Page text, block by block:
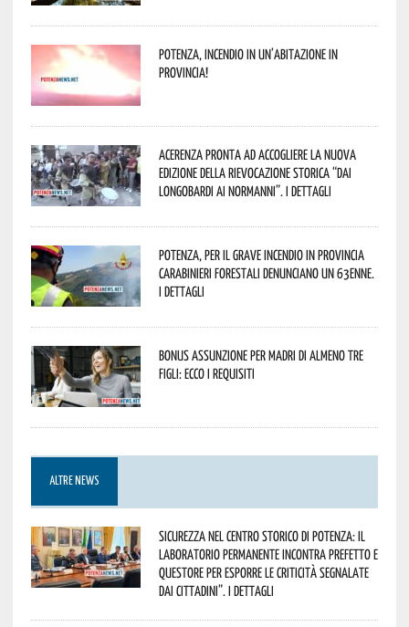
Potenza, incendio in un’abitazione in
provincia!
Acerenza pronta ad accogliere la nuova
edizione della rievocazione storica “Dai
Longobardi ai Normanni”. I dettagli
Potenza, per il grave incendio in Provincia
Carabinieri forestali denunciano un 63enne.
I dettagli
Bonus assunzione per madri di almeno tre
figli: ecco i requisiti
ALTRE NEWS
Sicurezza nel Centro Storico di Potenza: il
Laboratorio Permanente incontra Prefetto e
Questore per esporre le criticità segnalate
dai cittadini”. I dettagli